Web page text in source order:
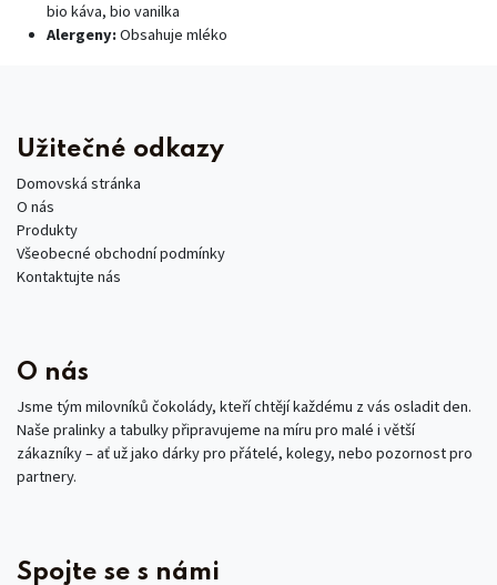
bio káva, bio vanilka
Alergeny:Obsahuje mléko
Užitečné odkazy
Domovská stránka
O nás
Produkty
Všeobecné obchodní podmínky
Kontaktujte nás
O nás
Jsme tým milovníků čokolády, kteří chtějí každému z vás osladit den.
Naše pralinky a tabulky připravujeme na míru pro malé i větší
zákazníky – ať už jako dárky pro přátelé, kolegy, nebo pozornost pro
partnery.
Spojte se s námi